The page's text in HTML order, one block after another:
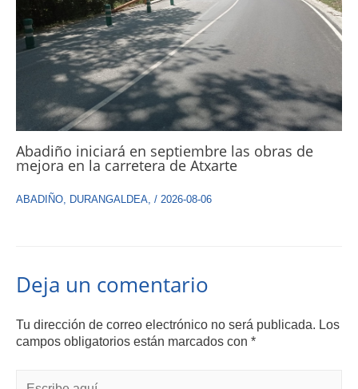
Abadiño iniciará en septiembre las obras de
mejora en la carretera de Atxarte
ABADIÑO DURANGALDEA / 2026-08-06
Deja un comentario
Tu dirección de correo electrónico no será publicada. Los
campos obligatorios están marcados con *